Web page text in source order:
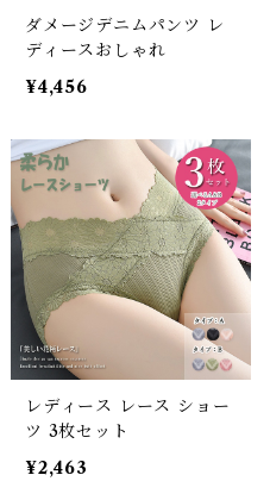
ダメージデニムパンツ レ
ディースおしゃれ
¥4,456
レディース レース ショー
ツ 3枚セット
¥2,463